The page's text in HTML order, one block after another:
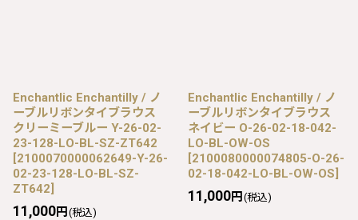
Enchantlic Enchantilly / ノ
ーブルリボンタイブラウス
クリーミーブルー Y-26-02-
23-128-LO-BL-SZ-ZT642
[2100070000062649-Y-26-
02-23-128-LO-BL-SZ-
ZT642]
11,000円 (税込)
Enchantlic Enchantilly / ノ
ーブルリボンタイブラウス
ネイビー O-26-02-18-042-
LO-BL-OW-OS
[2100080000074805-O-26-
02-18-042-LO-BL-OW-OS]
11,000円 (税込)